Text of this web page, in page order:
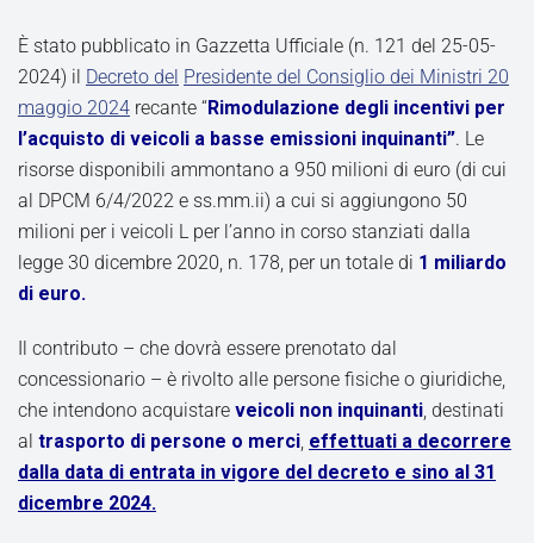
È stato pubblicato in Gazzetta Ufficiale (n. 121 del 25-05-
2024) il Decreto del Presidente del Consiglio dei Ministri 20
maggio 2024 recante “Rimodulazione degli incentivi per
l’acquisto di veicoli a basse emissioni inquinanti”. Le
risorse disponibili ammontano a 950 milioni di euro (di cui
al DPCM 6/4/2022 e ss.mm.ii) a cui si aggiungono 50
milioni per i veicoli L per l’anno in corso stanziati dalla
legge 30 dicembre 2020, n. 178, per un totale di 1 miliardo
di euro.
Il contributo – che dovrà essere prenotato dal
concessionario – è rivolto alle persone fisiche o giuridiche,
che intendono acquistare veicoli non inquinanti, destinati
al trasporto di persone o merci, effettuati a decorrere
dalla data di entrata in vigore del decreto e sino al 31
dicembre 2024.